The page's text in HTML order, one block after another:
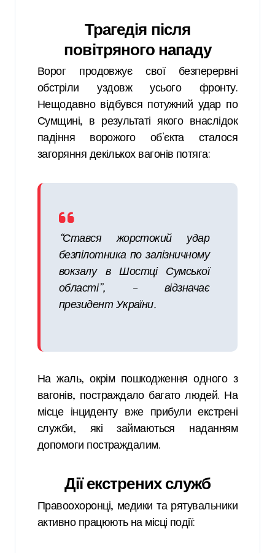
Трагедія після
повітряного нападу
Ворог продовжує свої безперервні
обстріли уздовж усього фронту.
Нещодавно відбувся потужний удар по
Сумщині, в результаті якого внаслідок
падіння ворожого об’єкта сталося
загоряння декількох вагонів потяга:
“Стався жорстокий удар
безпілотника по залізничному
вокзалу в Шостці Сумської
області”, – відзначає
президент України.
На жаль, окрім пошкодження одного з
вагонів, постраждало багато людей. На
місце інциденту вже прибули екстрені
служби, які займаються наданням
допомоги постраждалим.
Дії екстрених служб
Правоохоронці, медики та рятувальники
активно працюють на місці події: